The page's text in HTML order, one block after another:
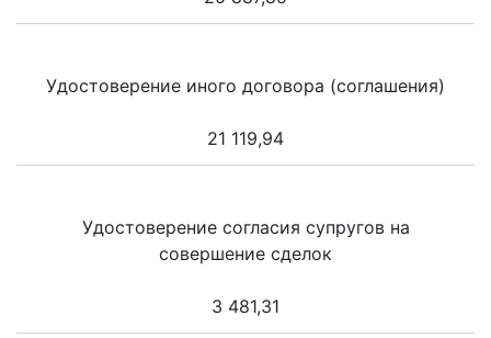
Удостоверение иного договора (соглашения)
21 119,94
Удостоверение согласия супругов на
совершение сделок
3 481,31